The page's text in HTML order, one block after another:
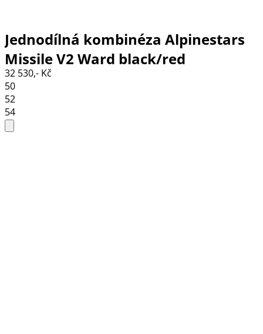
Jednodílná kombinéza Alpinestars
Missile V2 Ward black/red
fluo/white
32 530,- Kč
50
52
54